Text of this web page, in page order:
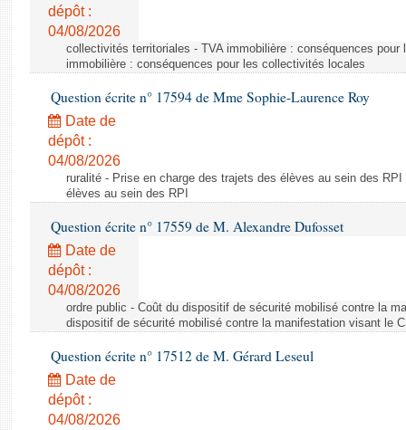
dépôt :
04/08/2026
collectivités territoriales - TVA immobilière : conséquences
immobilière : conséquences pour les collectivités locales
Question écrite n° 17594 de Mme Sophie-Laurence Roy
Date de
dépôt :
04/08/2026
ruralité - Prise en charge des trajets des élèves au sein des
élèves au sein des RPI
Question écrite n° 17559 de M. Alexandre Dufosset
Date de
dépôt :
04/08/2026
ordre public - Coût du dispositif de sécurité mobilisé contre la
dispositif de sécurité mobilisé contre la manifestation visant le
Question écrite n° 17512 de M. Gérard Leseul
Date de
dépôt :
04/08/2026